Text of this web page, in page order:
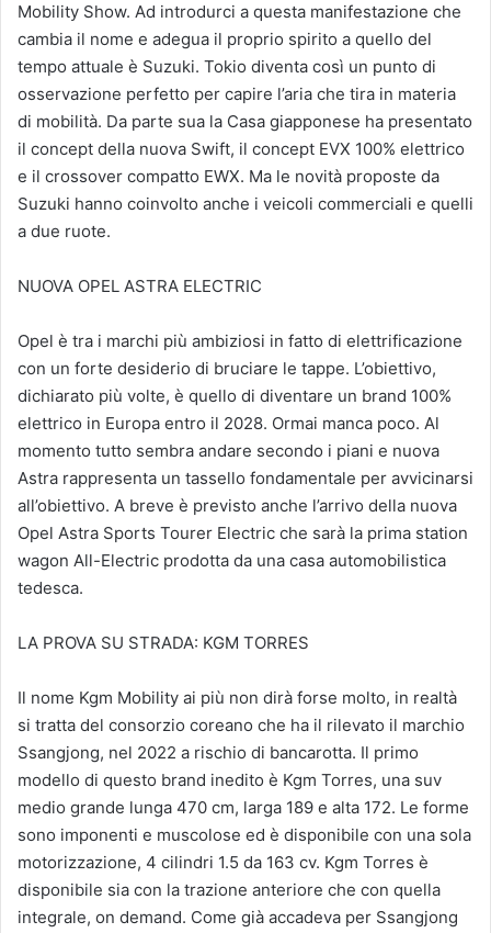
Mobility Show. Ad introdurci a questa manifestazione che
cambia il nome e adegua il proprio spirito a quello del
tempo attuale è Suzuki. Tokio diventa così un punto di
osservazione perfetto per capire l’aria che tira in materia
di mobilità. Da parte sua la Casa giapponese ha presentato
il concept della nuova Swift, il concept EVX 100% elettrico
e il crossover compatto EWX. Ma le novità proposte da
Suzuki hanno coinvolto anche i veicoli commerciali e quelli
a due ruote.
NUOVA OPEL ASTRA ELECTRIC
Opel è tra i marchi più ambiziosi in fatto di elettrificazione
con un forte desiderio di bruciare le tappe. L’obiettivo,
dichiarato più volte, è quello di diventare un brand 100%
elettrico in Europa entro il 2028. Ormai manca poco. Al
momento tutto sembra andare secondo i piani e nuova
Astra rappresenta un tassello fondamentale per avvicinarsi
all’obiettivo. A breve è previsto anche l’arrivo della nuova
Opel Astra Sports Tourer Electric che sarà la prima station
wagon All-Electric prodotta da una casa automobilistica
tedesca.
LA PROVA SU STRADA: KGM TORRES
Il nome Kgm Mobility ai più non dirà forse molto, in realtà
si tratta del consorzio coreano che ha il rilevato il marchio
Ssangjong, nel 2022 a rischio di bancarotta. Il primo
modello di questo brand inedito è Kgm Torres, una suv
medio grande lunga 470 cm, larga 189 e alta 172. Le forme
sono imponenti e muscolose ed è disponibile con una sola
motorizzazione, 4 cilindri 1.5 da 163 cv. Kgm Torres è
disponibile sia con la trazione anteriore che con quella
integrale, on demand. Come già accadeva per Ssangjong